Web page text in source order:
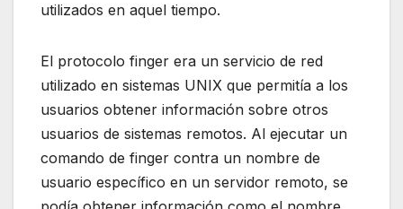
utilizados en aquel tiempo.
El protocolo finger era un servicio de red
utilizado en sistemas UNIX que permitía a los
usuarios obtener información sobre otros
usuarios de sistemas remotos. Al ejecutar un
comando de finger contra un nombre de
usuario específico en un servidor remoto, se